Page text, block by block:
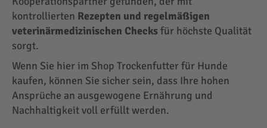
kontrollierten Rezepten und regelmäßigen
veterinärmedizinischen Checksfür höchste Qualität
sorgt.
Wenn Sie hier im Shop Trockenfutter für Hunde
kaufen, können Sie sicher sein, dass Ihre hohen
Ansprüche an ausgewogene Ernährung und
Nachhaltigkeit voll erfüllt werden.